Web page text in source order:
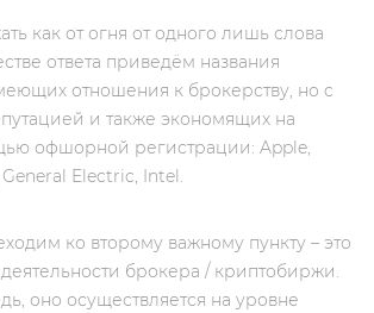
как от огня от одного лишь слова
ответа приведём названия
отношения к брокерству, но c
и также экономящих на
офшорной регистрации: Apple,
Electric, Intel.
ко второму важному пункту – это
брокера / криптобиржи.
оно осуществляется на уровне